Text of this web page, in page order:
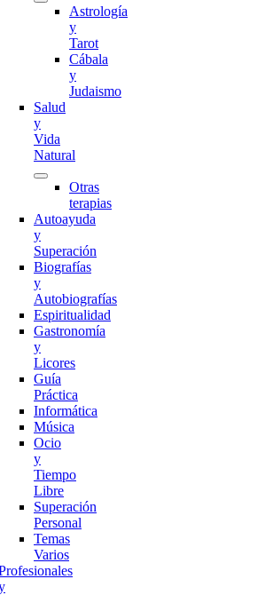
Astrología
y
Tarot
Cábala
y
Judaismo
Salud
y
Vida
Natural
Otras
terapias
Autoayuda
y
Superación
Biografías
y
Autobiografías
Espiritualidad
Gastronomía
y
Licores
Guía
Práctica
Informática
Música
Ocio
y
Tiempo
Libre
Superación
Personal
Temas
Varios